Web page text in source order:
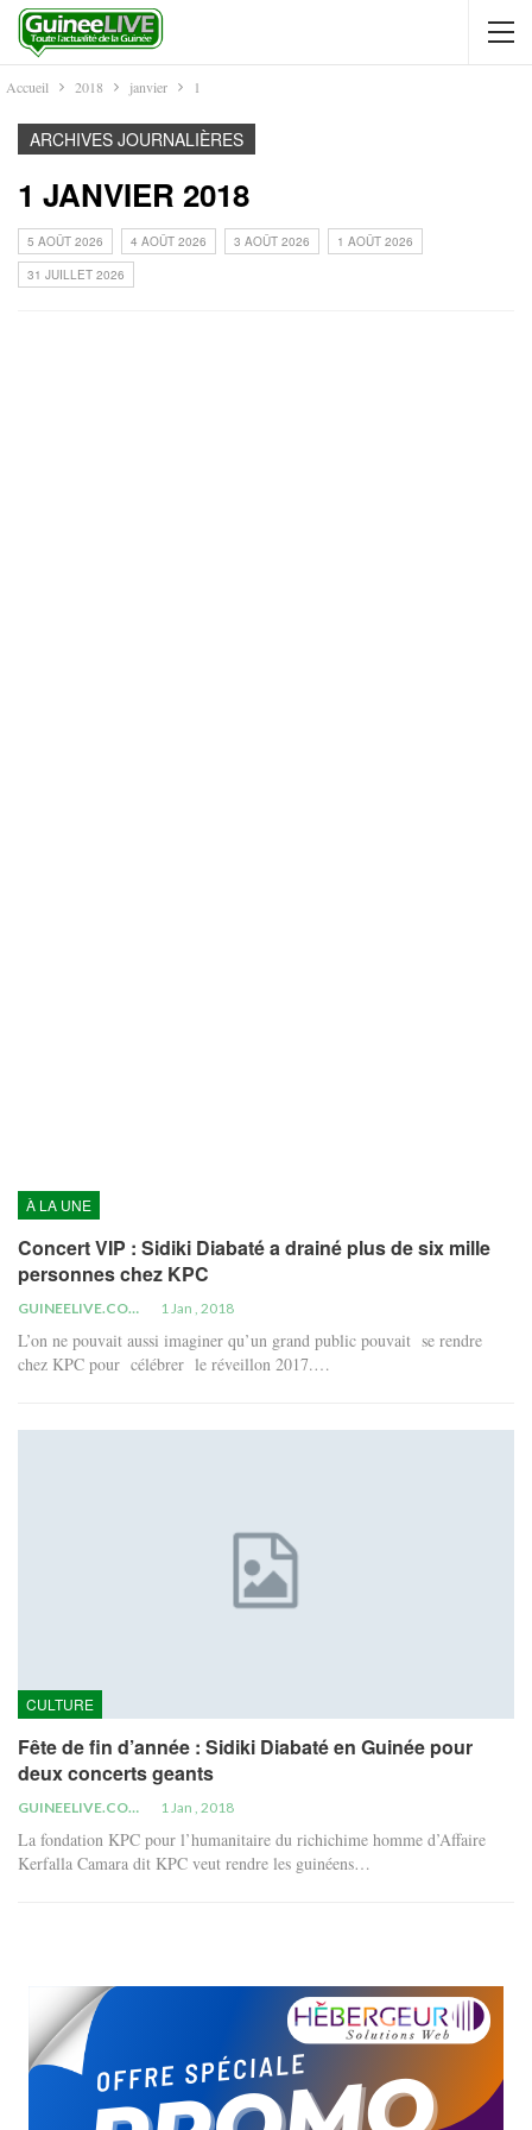
Accueil 2018 janvier 1
ARCHIVES JOURNALIÈRES
1 JANVIER 2018
5 AOÛT 2026 4 AOÛT 2026 3 AOÛT 2026
1 AOÛT 2026
31 JUILLET 2026
À LA UNE
Concert VIP : Sidiki Diabaté a drainé plus de six mille
personnes chez KPC
GUINEELIVE.COM 1 Jan , 2018
L’on ne pouvait aussi imaginer qu’un grand public pouvait se rendre
chez KPC pour célébrer le réveillon 2017.…
CULTURE
Fête de fin d’année : Sidiki Diabaté en Guinée pour
deux concerts geants
GUINEELIVE.COM 1 Jan , 2018
La fondation KPC pour l’humanitaire du richichime homme d’Affaire
Kerfalla Camara dit KPC veut rendre les guinéens…